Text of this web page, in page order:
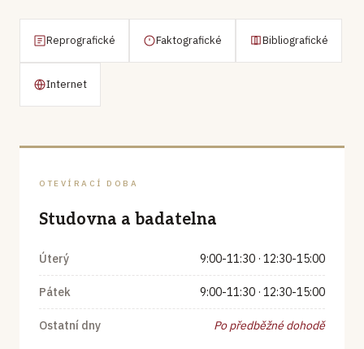
Reprografické Faktografické Bibliografické
Internet
OTEVÍRACÍ DOBA
Studovna a badatelna
Úterý 9:00-11:30 · 12:30-15:00
Pátek 9:00-11:30 · 12:30-15:00
Ostatní dny Po předběžné dohodě